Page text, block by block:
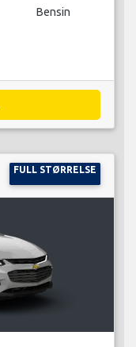
Bensin
FULL STØRRELSE